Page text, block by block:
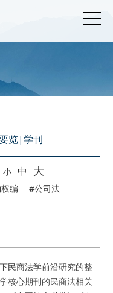
览|学刊
小 中 大
编
#公司法
商法学前沿研究的整
核心期刊的民商法相关